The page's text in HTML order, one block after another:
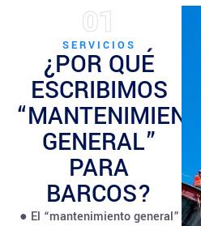
01
SERVICIOS
¿POR QUÉ
ESCRIBIMOS
“MANTENIMIENTO
GENERAL”
PARA
BARCOS?
● El “mantenimiento general”